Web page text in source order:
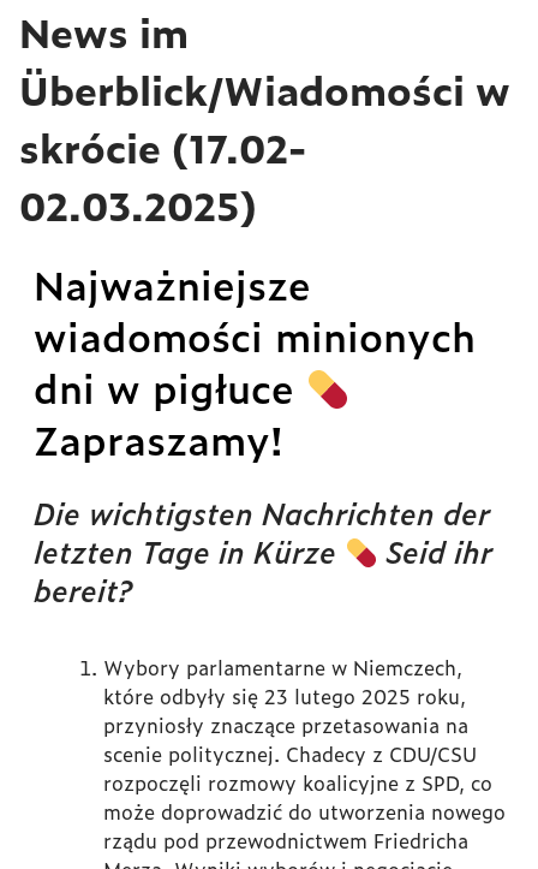
News im
Überblick/Wiadomości w
skrócie (17.02-
02.03.2025)
Najważniejsze
wiadomości minionych
dni w pigłuce
Zapraszamy!
Die wichtigsten Nachrichten der
letzten Tage in Kürze
Seid ihr
bereit?
Wybory parlamentarne w Niemczech,
które odbyły się 23 lutego 2025 roku,
przyniosły znaczące przetasowania na
scenie politycznej. Chadecy z CDU/CSU
rozpoczęli rozmowy koalicyjne z SPD, co
może doprowadzić do utworzenia nowego
rządu pod przewodnictwem Friedricha